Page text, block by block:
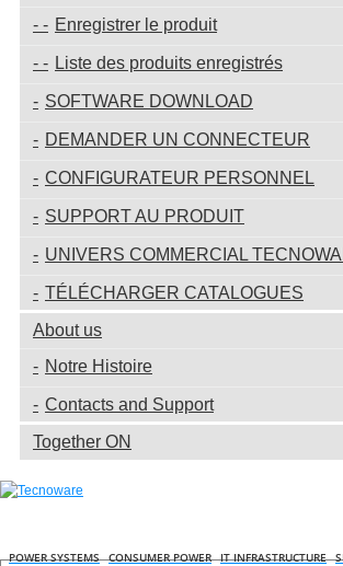
Enregistrer le produit
Liste des produits enregistrés
SOFTWARE DOWNLOAD
DEMANDER UN CONNECTEUR
CONFIGURATEUR PERSONNEL
SUPPORT AU PRODUIT
UNIVERS COMMERCIAL
TÉLÉCHARGER CATALOGUES
About us
Notre Histoire
Contacts and Support
Together ON
POWER SYSTEMS CONSUMER POWER IT INFRASTRUCTURE